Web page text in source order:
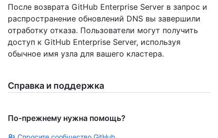
После возврата GitHub Enterprise Server в запрос и
распространение обновлений DNS вы завершили
отработку отказа. Пользователи могут получить
доступ к GitHub Enterprise Server, используя
обычное имя узла для вашего кластера.
Справка и поддержка
По-прежнему нужна помощь?